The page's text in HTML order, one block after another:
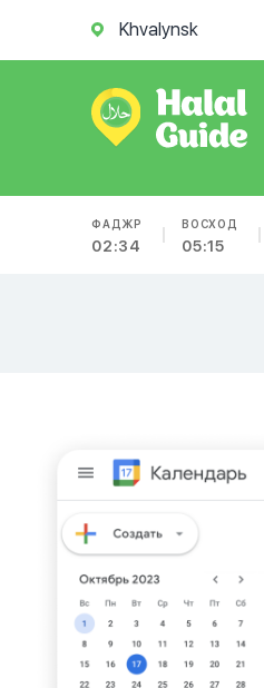
Khvalynsk
ФАДЖР
02:34
ВОСХОД
05:15